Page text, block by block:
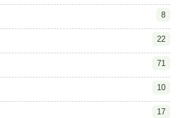
8
22
71
10
17